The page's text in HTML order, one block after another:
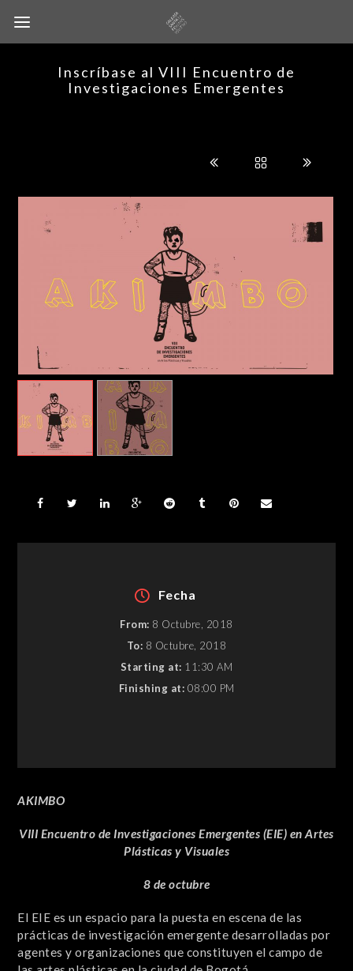
Inscríbase al VIII Encuentro de
Investigaciones Emergentes
Fecha
From: 8 Octubre, 2018
To: 8 Octubre, 2018
Starting at: 11:30 AM
Finishing at: 08:00 PM
AKIMBO
VIII Encuentro de Investigaciones Emergentes (EIE) en Artes
Plásticas y Visuales
8 de octubre
El EIE es un espacio para la puesta en escena de las
prácticas de investigación emergente desarrolladas por
agentes y organizaciones que constituyen el campo de